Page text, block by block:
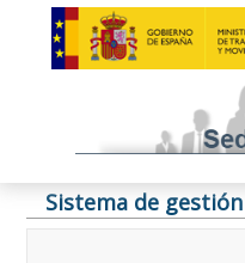
Sistema de